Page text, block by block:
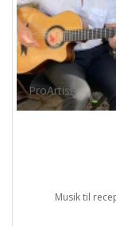
ProArtist
Musik til